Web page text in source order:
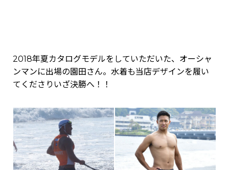
2018年夏カタログモデルをしていただいた、オーシャ
ンマンに出場の園田さん。水着も当店デザインを履い
てくださりいざ決勝へ！！